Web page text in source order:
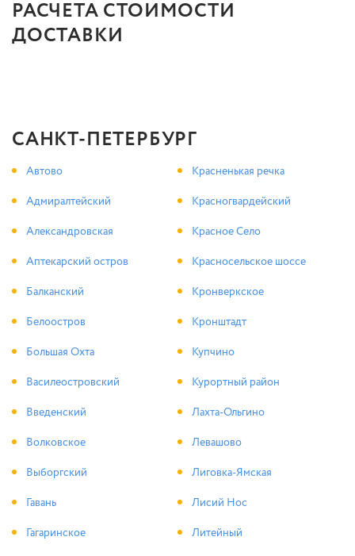
РАСЧЕТА СТОИМОСТИ
ДОСТАВКИ
САНКТ-ПЕТЕРБУРГ
Автово
Адмиралтейский
Александровская
Аптекарский остров
Балканский
Белоостров
Большая Охта
Василеостровский
Введенский
Волковское
Выборгский
Гавань
Гагаринское
Красненькая речка
Красногвардейский
Красное Село
Красносельское шоссе
Кронверкское
Кронштадт
Купчино
Курортный район
Лахта-Ольгино
Левашово
Лиговка-Ямская
Лисий Нос
Литейный